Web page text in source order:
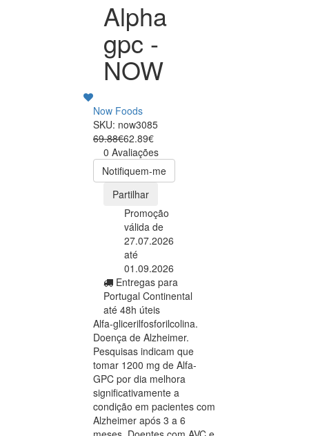
Alpha
gpc -
NOW
Now Foods
SKU: now3085
69.88€62.89€
0 Avaliações
Notifiquem-me
Partilhar
Promoção
válida de
27.07.2026
até
01.09.2026
Entregas para
Portugal Continental
até 48h úteis
Alfa-glicerilfosforilcolina.
Doença de Alzheimer.
Pesquisas indicam que
tomar 1200 mg de Alfa-
GPC por dia melhora
significativamente a
condição em pacientes com
Alzheimer após 3 a 6